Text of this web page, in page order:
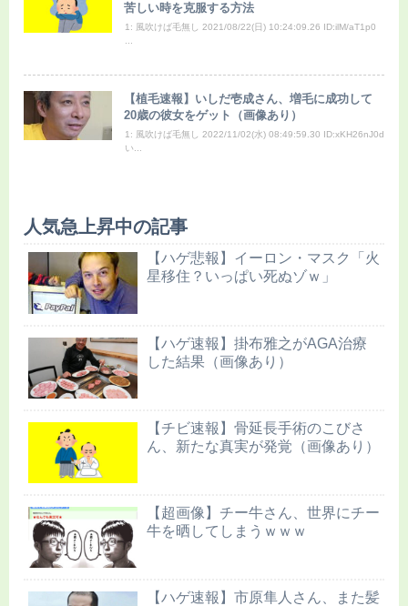
苦しい時を克服する方法
1: 風吹けば毛無し 2021/08/22(日) 10:24:09.26 ID:ilM/aT1p0
...
【植毛速報】いしだ壱成さん、増毛に成功して
20歳の彼女をゲット（画像あり）
1: 風吹けば毛無し 2022/11/02(水) 08:49:59.30 ID:xKH26nJ0d
い...
人気急上昇中の記事
【ハゲ悲報】イーロン・マスク「火
星移住？いっぱい死ぬゾｗ」
【ハゲ速報】掛布雅之がAGA治療
した結果（画像あり）
【チビ速報】骨延長手術のこびさ
ん、新たな真実が発覚（画像あり）
【超画像】チー牛さん、世界にチー
牛を晒してしまうｗｗｗ
【ハゲ速報】市原隼人さん、また髪